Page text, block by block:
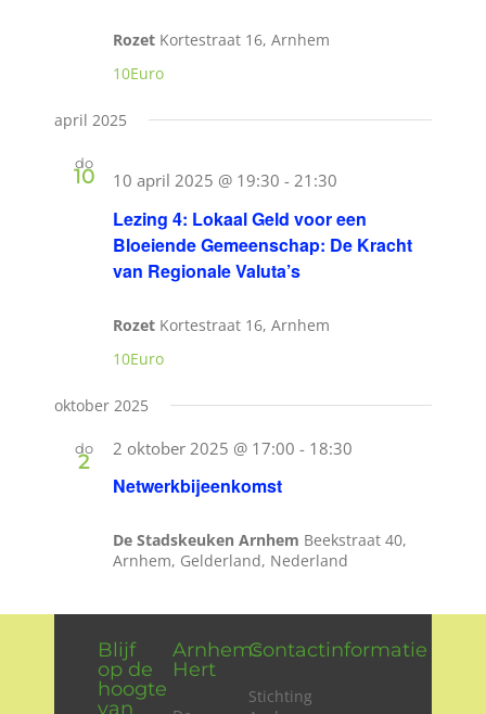
Rozet Kortestraat 16, Arnhem
10Euro
april 2025
do
10
Lezing 4: Lokaal Geld voor een
Bloeiende Gemeenschap: De Kracht
van Regionale Valuta’s
10 april 2025 @ 19:30 -21:30
Rozet Kortestraat 16, Arnhem
10Euro
oktober 2025
do
2
Netwerkbijeenkomst
2 oktober 2025 @ 17:00 - 18:30
De Stadskeuken Arnhem Beekstraat 40,
Arnhem, Gelderland, Nederland
Blijf
op de
hoogte
van
Arnhems
Hert
Contactinformatie
Stichting